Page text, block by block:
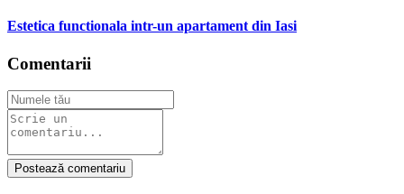
Estetica functionala intr-un apartament din Iasi
Comentarii
Postează comentariu